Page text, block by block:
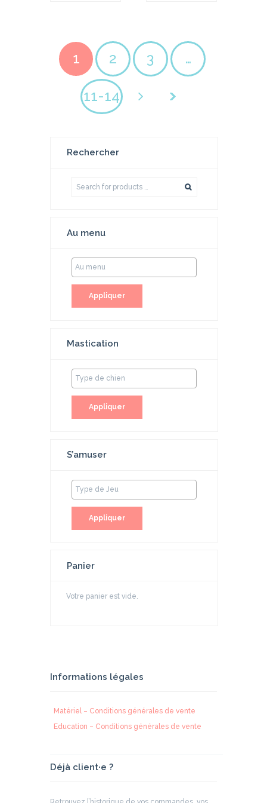
1 2 3 …
11-14
Rechercher
Au menu
Appliquer
Mastication
Appliquer
S’amuser
Appliquer
Panier
Votre panier est vide.
Informations légales
Matériel – Conditions générales de vente
Education – Conditions générales de vente
Déjà client·e ?